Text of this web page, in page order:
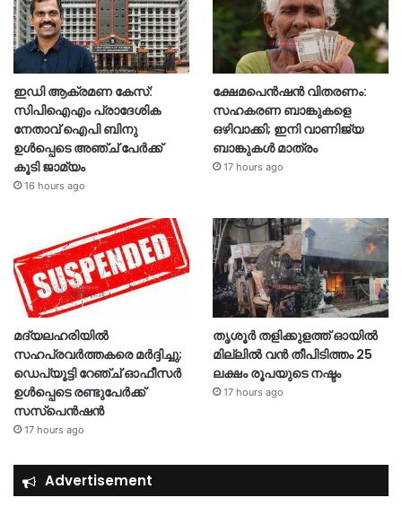
ഇഡി ആക്രമണ കേസ്:
സിപിഐഎം പ്രാദേശിക
നേതാവ് ഐപി ബിനു
ഉൾപ്പെടെ അഞ്ച് പേർക്ക്
കൂടി ജാമ്യം
16 hours ago
ക്ഷേമപെൻഷൻ വിതരണം:
സഹകരണ ബാങ്കുകളെ
ഒഴിവാക്കി; ഇനി വാണിജ്യ
ബാങ്കുകൾ മാത്രം
17 hours ago
മദ്യലഹരിയിൽ
സഹപ്രവർത്തകരെ മർദ്ദിച്ചു;
ഡെപ്യൂട്ടി റേഞ്ച് ഓഫീസർ
ഉൾപ്പെടെ രണ്ടുപേർക്ക്
സസ്‌പെൻഷൻ
17 hours ago
തൃശൂര്‍ തളിക്കുളത്ത് ഓയില്‍
മില്ലില്‍ വൻ തീപിടിത്തം 25
ലക്ഷം രൂപയുടെ നഷ്ടം
17 hours ago
Advertisement